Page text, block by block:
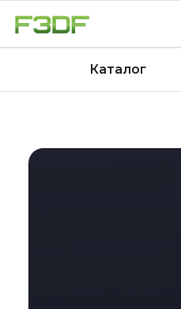
Каталог